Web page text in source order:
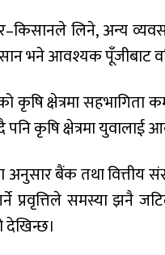
लिने, अन्य
भने आवश्यक पूँजीबाट
कृषि क्षेत्रमा सहभागिता
कृषि क्षेत्रमा युवालाई
अनुसार बैंक तथा वित्तीय
प्रवृत्तिले समस्या झनै
देखिन्छ।